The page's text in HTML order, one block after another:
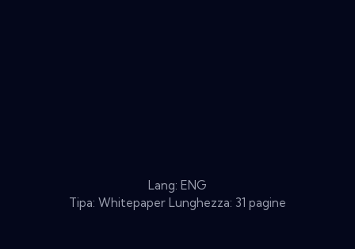
Lang: ENG
Tipa: Whitepaper Lunghezza: 31 pagine